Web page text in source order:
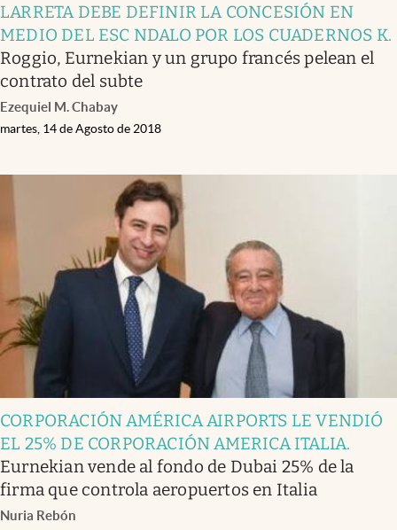
LARRETA DEBE DEFINIR LA CONCESIÓN EN
MEDIO DEL ESC NDALO POR LOS CUADERNOS K.
Roggio, Eurnekian y un grupo francés pelean el
contrato del subte
Ezequiel M. Chabay
martes, 14 de Agosto de 2018
CORPORACIÓN AMÉRICA AIRPORTS LE VENDIÓ
EL 25% DE CORPORACIÓN AMERICA ITALIA.
Eurnekian vende al fondo de Dubai 25% de la
firma que controla aeropuertos en Italia
Nuria Rebón